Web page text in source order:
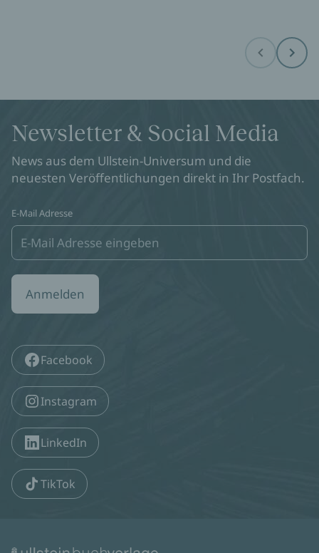
Before Next
Newsletter & Social Media
News aus dem Ullstein-Universum und die
neuesten Veröffentlichungen direkt in Ihr Postfach.
E-Mail Adresse
Anmelden
Facebook
Instagram
LinkedIn
TikTok